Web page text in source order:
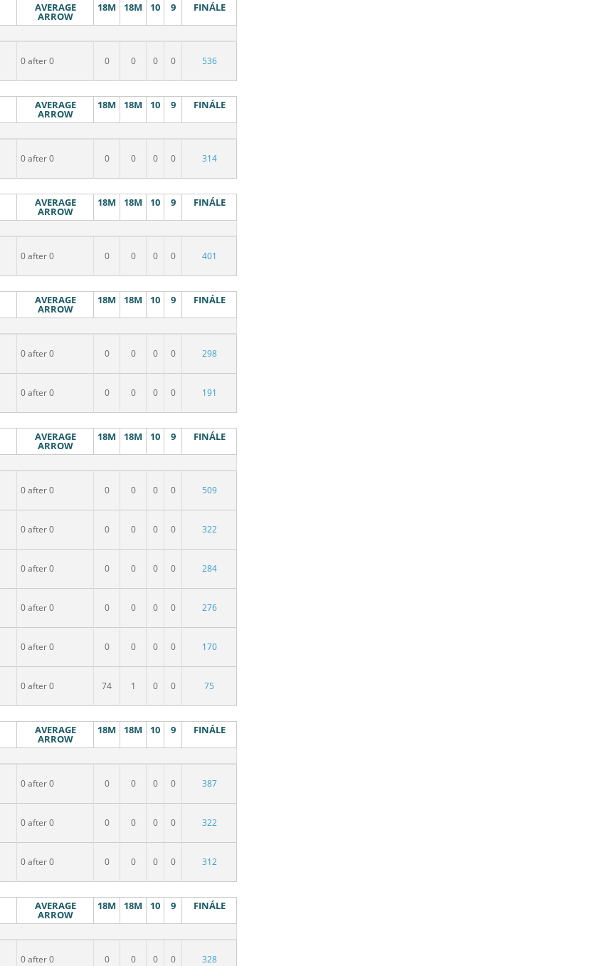
AVERAGE
ARROW
18M 18M 10 9 FINÁLE
0 after 0 0 0 0 0 536
AVERAGE
ARROW
18M 18M 10 9 FINÁLE
0 after 0 0 0 0 0 314
AVERAGE
ARROW
18M 18M 10 9 FINÁLE
0 after 0 0 0 0 0 401
AVERAGE
ARROW
18M 18M 10 9 FINÁLE
0 after 0 0 0 0 0 298
0 after 0 0 0 0 0 191
AVERAGE
ARROW
18M 18M 10 9 FINÁLE
0 after 0 0 0 0 0 509
0 after 0 0 0 0 0 322
0 after 0 0 0 0 0 284
0 after 0 0 0 0 0 276
0 after 0 0 0 0 0 170
0 after 0 74 1 0 0 75
AVERAGE
ARROW
18M 18M 10 9 FINÁLE
0 after 0 0 0 0 0 387
0 after 0 0 0 0 0 322
0 after 0 0 0 0 0 312
AVERAGE
ARROW
18M 18M 10 9 FINÁLE
0 after 0 0 0 0 0 328